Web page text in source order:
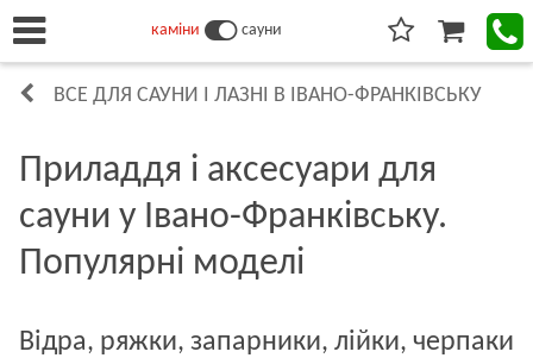
каміни сауни
ВСЕ ДЛЯ САУНИ І ЛАЗНІ В ІВАНО-ФРАНКІВСЬКУ
Приладдя і аксесуари для
сауни у Івано-Франківську.
Популярні моделі
Відра, ряжки, запарники, лійки, черпаки